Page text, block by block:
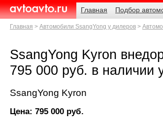
AvtoAvto.ru
Навигация
Главная
Подбор
Родительские
страницы
Главная Автомобили SsangYong у дилеров
SsangYong Kyron
795 000 руб. в наличии
SsangYong Kyron
Цена: 795 000 руб.